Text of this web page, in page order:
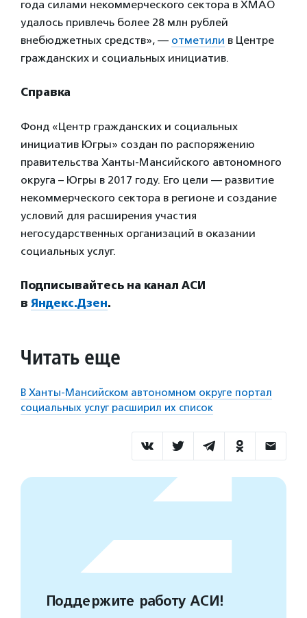
года силами некоммерческого сектора в ХМАО
удалось привлечь более 28 млн рублей
внебюджетных средств», — отметили в Центре
гражданских и социальных инициатив.
Справка
Фонд «Центр гражданских и социальных
инициатив Югры» создан по распоряжению
правительства Ханты-Мансийского автономного
округа – Югры в 2017 году. Его цели — развитие
некоммерческого сектора в регионе и создание
условий для расширения участия
негосударственных организаций в оказании
социальных услуг.
Подписывайтесь на канал АСИ
в Яндекс.Дзен.
Читать еще
В Ханты-Мансийском автономном округе портал
социальных услуг расширил их список
Поддержите работу АСИ!